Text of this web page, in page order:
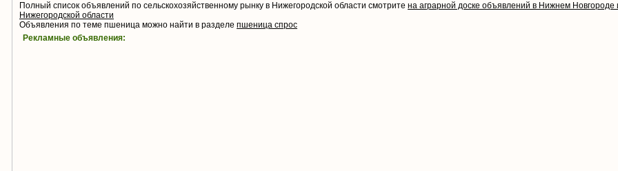
Полный список объявлений по сельскохозяйственному рынку в Нижегородской области смотрите на аграрной доске объявлений в Нижнем Новгороде
Нижегородской области
Объявления по теме пшеница можно найти в разделе пшеница спрос
Рекламные объявления: